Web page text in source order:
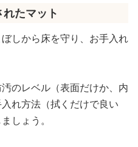
たマット
しから床を守り、お手入れ
のレベル（表面だけか、内
れ方法（拭くだけで良い
しょう。